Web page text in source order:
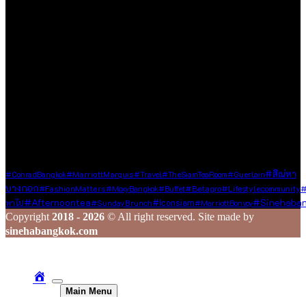
#ConradBangkok#MarriottMarquis#Travel#TheSiamTeaRoom#Guerlain#สิเน่หา
บางกอก#FashionMatters#MoxyBangkok#Buffet#Betagro#lifestylecommunity
พาไป#afternoontea#SundayBrunch#Iconsiam#MarriottBonvoy
Copyright 2018 - 2026 © All right reserved. Site made by
sinehabangkok.com
Main Menu